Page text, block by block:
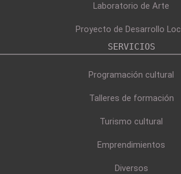
Laboratorio de Arte
Proyecto de Desarrollo
SERVICIOS
Programación cultural
Talleres de formación
Turismo cultural
Emprendimientos
Diversos